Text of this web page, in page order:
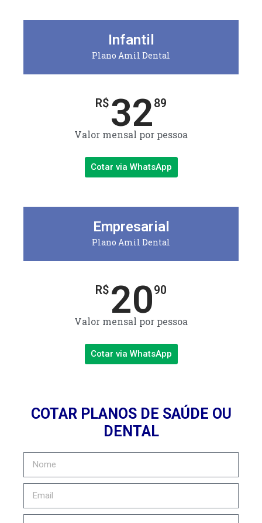
Infantil
Plano Amil Dental
R$ 3289
Valor mensal por pessoa
Cotar via WhatsApp
Empresarial
Plano Amil Dental
R$ 2090
Valor mensal por pessoa
Cotar via WhatsApp
COTAR PLANOS DE SAÚDE OU
DENTAL